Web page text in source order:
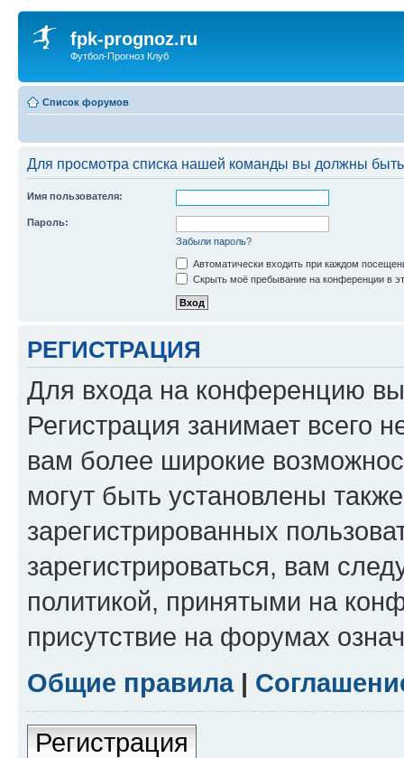
fpk-prognoz.ru
Футбол-Прогноз Клуб
Список форумов
Для просмотра списка нашей команды вы должны
Имя пользователя:
Пароль:
Забыли пароль?
Автоматически входить при каждом
Скрыть моё пребывание на конференции в
РЕГИСТРАЦИЯ
Для входа на конференцию
Регистрация занимает всего
вам более широкие
могут быть установлены
зарегистрированных
зарегистрироваться, вам
политикой, принятыми на
присутствие на форумах
Общие правила|
Регистрация